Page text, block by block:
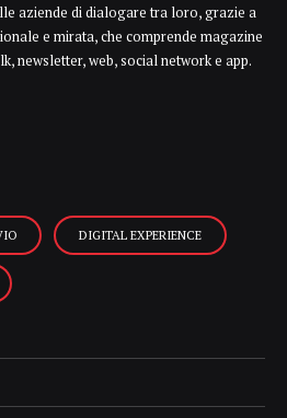
aziende di dialogare tra loro, grazie a
e mirata, che comprende magazine
newsletter, web, social network e app.
DIGITAL EXPERIENCE